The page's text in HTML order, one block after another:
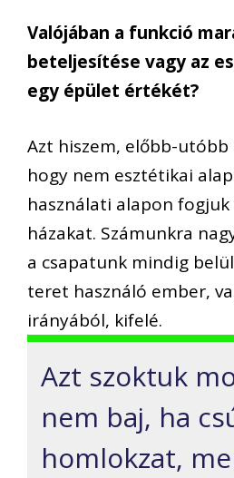
Valójában a funkció
beteljesítése vagy az
egy épület értékét?
Azt hiszem, előbb-utóbb
hogy nem esztétikai
használati alapon
házakat. Számunkra
a csapatunk mindig
teret használó ember,
irányából, kifelé.
Azt szoktuk
nem baj, ha
homlokzat,